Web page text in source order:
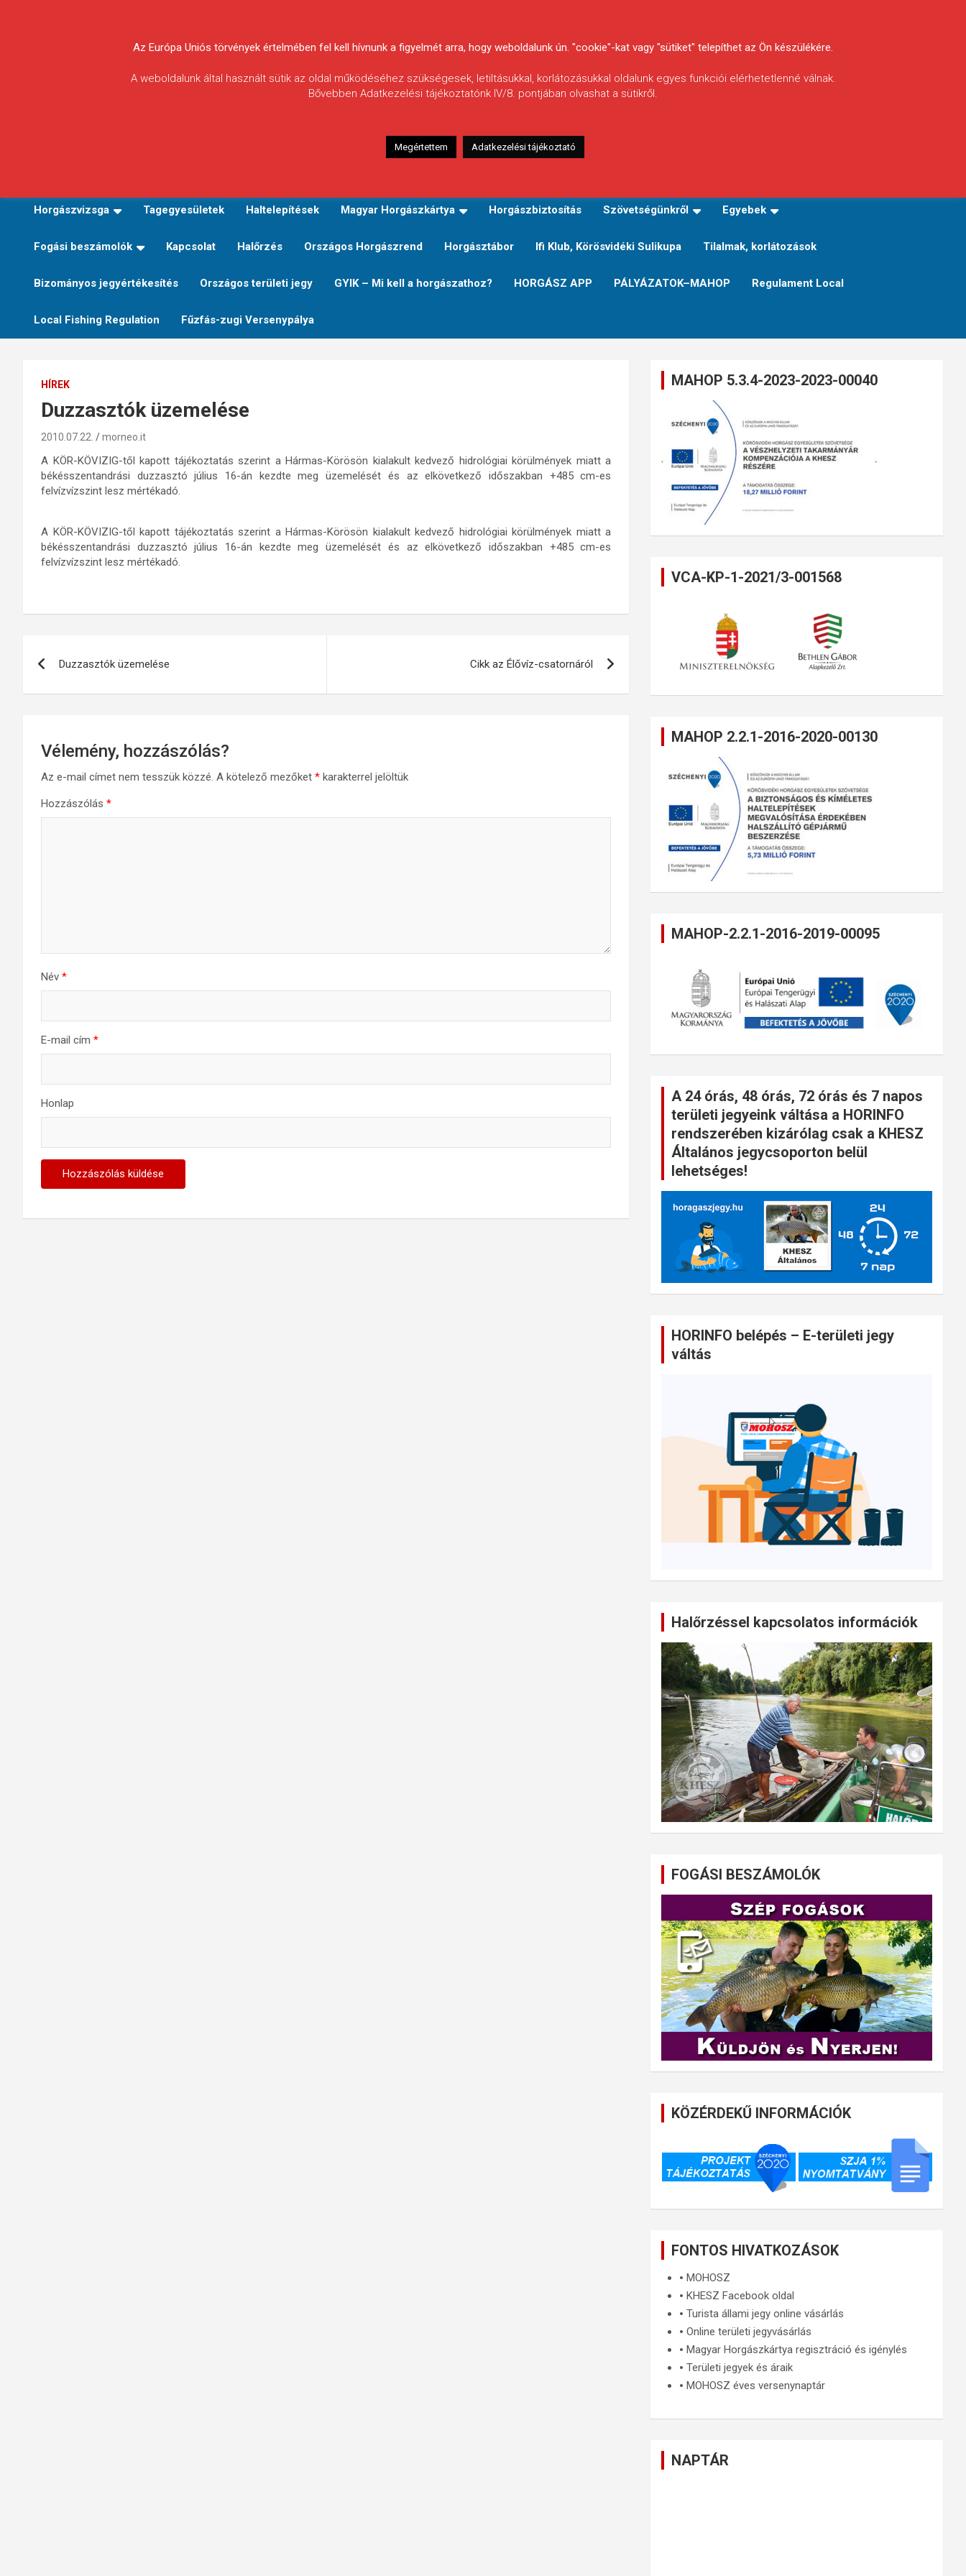
Körösvidéki Horgász
Egyesületek
Horgászvizsga Tagegyesületek Haltelepítések Magyar Horgászkártya Horgászbiztosítás Szövetségünkről Egyebek
Fogási beszámolók Kapcsolat Halőrzés Országos Horgászrend Horgásztábor Ifi Klub, Körösvidéki Sulikupa Tilalmak, korlátozások
Bizományos jegyértékesítés Országos területi jegy GYIK – Mi kell a horgászathoz? HORGÁSZ APP PÁLYÁZATOK–MAHOP Regulament Local
Local Fishing Regulation Fűzfás-zugi Versenypálya
HÍREK
Duzzasztók üzemelése
2010.07.22. morneo.it
A KÖR-KÖVIZIG-től kapott tájékoztatás szerint a Hármas-Körösön kialakult kedvező hidrológiai körülmények miatt a
békésszentandrási duzzasztó július 16-án kezdte meg üzemelését és az elkövetkező időszakban +485 cm-es
felvízvízszint lesz mértékadó.
A KÖR-KÖVIZIG-től kapott tájékoztatás szerint a Hármas-Körösön kialakult kedvező hidrológiai körülmények miatt a
békésszentandrási duzzasztó július 16-án kezdte meg üzemelését és az elkövetkező időszakban +485 cm-es
felvízvízszint lesz mértékadó.
navigáció
Duzzasztók üzemelése Cikk az Élővíz-csatornáról
Vélemény, hozzászólás?
Az e-mail címet nem tesszük közzé. A kötelező mezőket * karakterrel jelöltük
Hozzászólás *
Név *
E-mail cím *
Honlap
MAHOP 5.3.4-2023-2023-00040
VCA-KP-1-2021/3-001568
MAHOP 2.2.1-2016-2020-00130
MAHOP-2.2.1-2016-2019-00095
A 24 órás, 48 órás, 72 órás és 7 napos
területi jegyeink váltása a HORINFO
rendszerében kizárólag csak a KHESZ
Általános jegycsoporton belül
lehetséges!
HORINFO belépés – E-területi jegy
váltás
Halőrzéssel kapcsolatos információk
FOGÁSI BESZÁMOLÓK
KÖZÉRDEKŰ INFORMÁCIÓK
FONTOS HIVATKOZÁSOK
🞄MOHOSZ
🞄KHESZ Facebook oldal
🞄Turista állami jegy online vásárlás
🞄Online területi jegyvásárlás
🞄Magyar Horgászkártya regisztráció és igénylés
🞄Területi jegyek és áraik
🞄MOHOSZ éves versenynaptár
NAPTÁR
Az Európa Uniós törvények értelmében fel kell hívnunk a figyelmét arra, hogy weboldalunk ún. "cookie"-kat vagy "sütiket" telepíthet az Ön készülékére.
A weboldalunk által használt sütik az oldal működéséhez szükségesek, letiltásukkal, korlátozásukkal oldalunk egyes funkciói elérhetetlenné válnak.
Bővebben Adatkezelési tájékoztatónk IV/8. pontjában olvashat a sütikről.
Megértettem Adatkezelési tájékoztató